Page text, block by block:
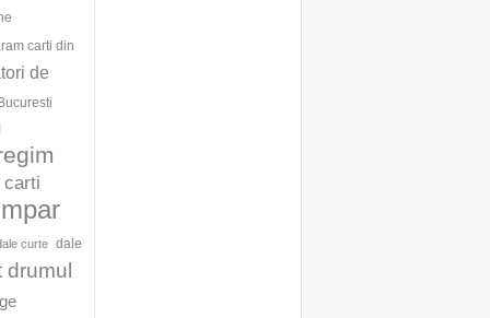
carti din
de
carti
curte dale
drumul